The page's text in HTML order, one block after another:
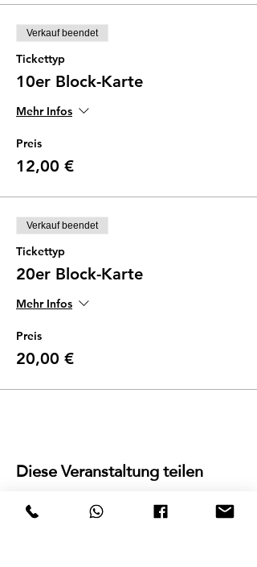
Verkauf beendet
Tickettyp
10er Block-Karte
Mehr Infos
Preis
12,00 €
Verkauf beendet
Tickettyp
20er Block-Karte
Mehr Infos
Preis
20,00 €
Diese Veranstaltung teilen